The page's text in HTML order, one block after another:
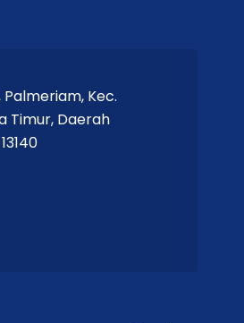
Palmeriam, Kec.
Timur, Daerah